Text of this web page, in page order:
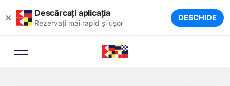
× Descărcați aplicația
Rezervați mai rapid și ușor DESCHIDE